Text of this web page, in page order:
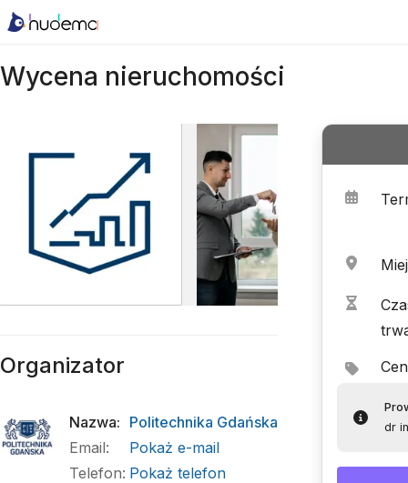
Wycena nieruchomości
dr
Organizator
Nazwa: Politechnika Gdańska
Email:
Pokaż e-mail
Telefon: Pokaż telefon